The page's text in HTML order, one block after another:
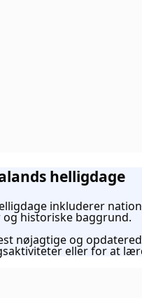
helligdage
inkluderer
historiske baggrund.
nøjagtige og
eller for at